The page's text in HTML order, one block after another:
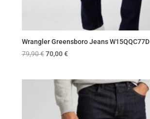
Wrangler Greensboro Jeans W15QQC77D
79,90€ Original
79,90 €.
70,00€Η
είναι:
70,00 €.